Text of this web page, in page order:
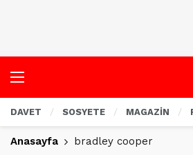
DAVET SOSYETE MAGAZİN
Anasayfa bradley cooper